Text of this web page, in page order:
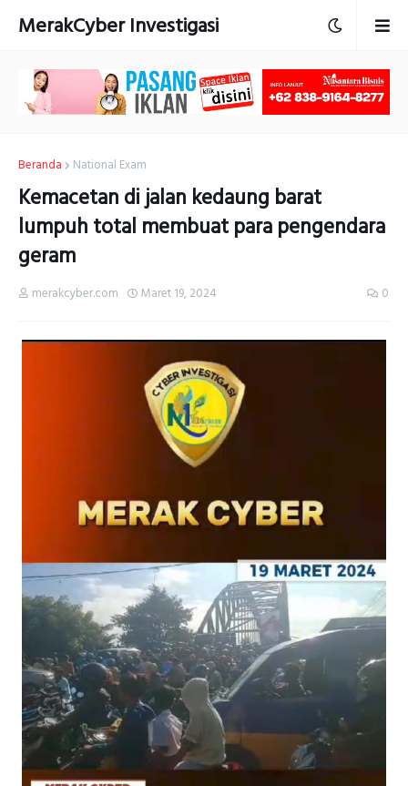
MerakCyber Investigasi
Beranda National Exam
Kemacetan di jalan kedaung barat
lumpuh total membuat para pengendara
geram
merakcyber.com Maret 19, 2024 0